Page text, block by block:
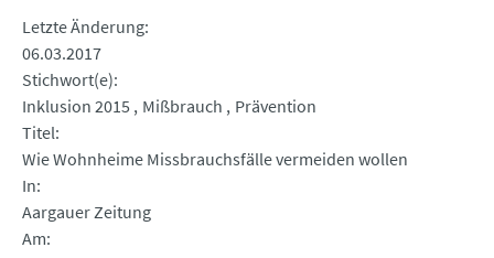
Letzte Änderung
06.03.2017
Stichwort(e)
Inklusion 2015
Mißbrauch
Prävention
Titel
Wie Wohnheime Missbrauchsfälle vermeiden wollen
In
Aargauer Zeitung
Am